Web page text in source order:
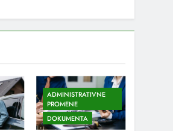
ADMINISTRATIVNE
PROMENE
DOKUMENTA